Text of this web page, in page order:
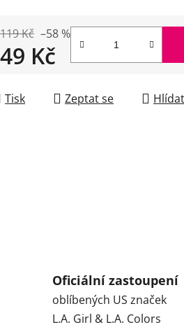
119 Kč –58 %
49 Kč
Tisk Zeptat se Hlídat
Oficiální zastoupení
oblíbených US značek
L.A. Girl & L.A. Colors